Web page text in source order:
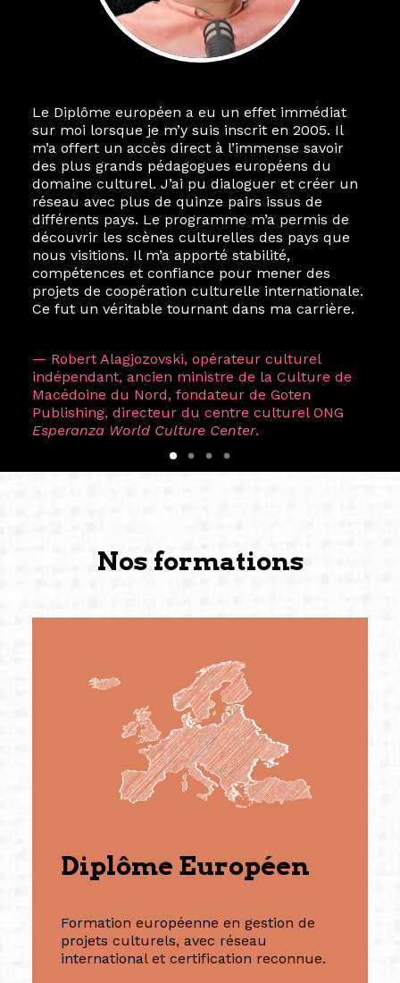
Le Diplôme européen a eu un effet immédiat
sur moi lorsque je m’y suis inscrit en 2005. Il
m’a offert un accès direct à l’immense savoir
des plus grands pédagogues européens du
domaine culturel. J’ai pu dialoguer et créer un
réseau avec plus de quinze pairs issus de
différents pays. Le programme m’a permis de
découvrir les scènes culturelles des pays que
nous visitions. Il m’a apporté stabilité,
compétences et confiance pour mener des
projets de coopération culturelle internationale.
Ce fut un véritable tournant dans ma carrière.
— Robert Alagjozovski, opérateur culturel
indépendant, ancien ministre de la Culture de
Macédoine du Nord, fondateur de Goten
Publishing, directeur du centre culturel ONG
Esperanza World Culture Center.
Nos formations
Diplôme Européen
Formation européenne en gestion de
projets culturels, avec réseau
international et certification reconnue.